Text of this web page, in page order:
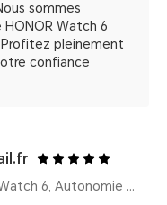
sommes
Watch 6
pleinement
confiance
Par HONOR Watch 6, Autonomie 35 Jours – Shadow Black (Bracelet fluoroélastomère)